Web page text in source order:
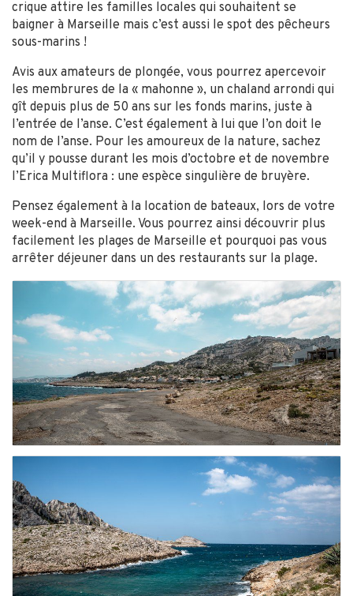
crique attire les familles locales qui souhaitent se
baigner à Marseille mais c’est aussi le spot des pêcheurs
sous-marins !
Avis aux amateurs de plongée, vous pourrez apercevoir
les membrures de la « mahonne », un chaland arrondi qui
gît depuis plus de 50 ans sur les fonds marins, juste à
l’entrée de l’anse. C’est également à lui que l’on doit le
nom de l’anse. Pour les amoureux de la nature, sachez
qu’il y pousse durant les mois d’octobre et de novembre
l’Erica Multiflora : une espèce singulière de bruyère.
Pensez également à la location de bateaux, lors de votre
week-end à Marseille. Vous pourrez ainsi découvrir plus
facilement les plages de Marseille et pourquoi pas vous
arrêter déjeuner dans un des restaurants sur la plage.